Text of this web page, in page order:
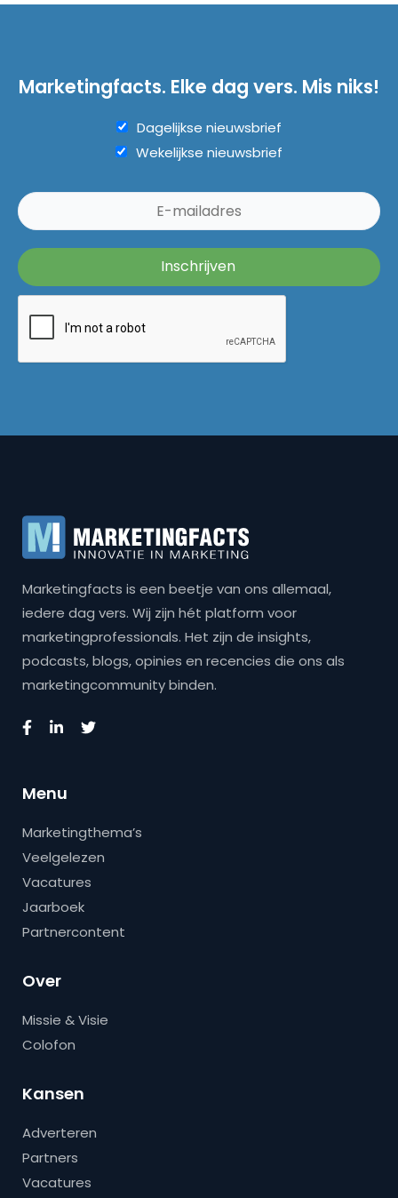
Marketingfacts. Elke dag vers. Mis niks!
Dagelijkse nieuwsbrief
Wekelijkse nieuwsbrief
Marketingfacts is een beetje van ons allemaal,
iedere dag vers. Wij zijn hét platform voor
marketingprofessionals. Het zijn de insights,
podcasts, blogs, opinies en recencies die ons als
marketingcommunity binden.
Menu
Marketingthema’s
Veelgelezen
Vacatures
Jaarboek
Partnercontent
Over
Missie & Visie
Colofon
Kansen
Adverteren
Partners
Vacatures